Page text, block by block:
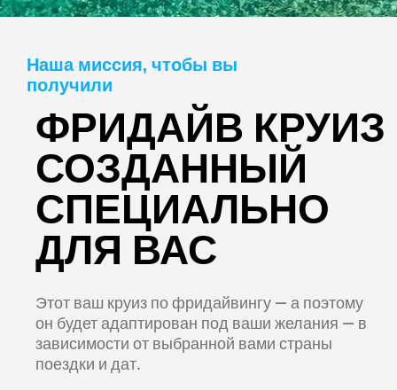
Наша миссия, чтобы вы
получили
ФРИДАЙВ КРУИЗ
СОЗДАННЫЙ
СПЕЦИАЛЬНО
ДЛЯ ВАС
Этот ваш круиз по фридайвингу — а поэтому
он будет адаптирован под ваши желания — в
зависимости от выбранной вами страны
поездки и дат.